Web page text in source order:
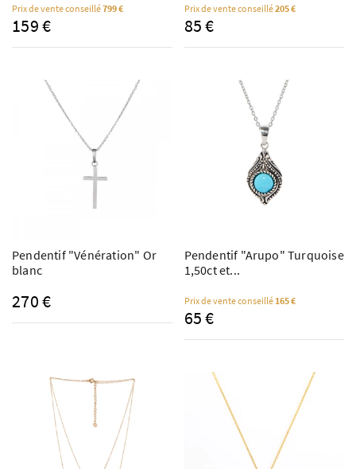
Prix de vente conseillé799 €
159 €
Prix de vente conseillé205 €
85 €
Pendentif "Vénération" Or
blanc
270 €
Pendentif "Arupo" Turquoise
1,50ct et...
Prix de vente conseillé165 €
65 €